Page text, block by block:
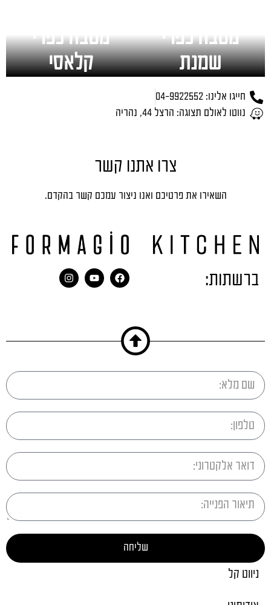
מטבח כפרי
שמנת
מטבח כפרי
קלאסי
חייגו אלינו: 04-9922552
נווטו לאולם תצוגה: הרצל 44, נהריה
צרו אתנו קשר
השאירו את פרטיכם ואנו ניצור עמכם קשר בהקדם.
ברשתות:
שליחה
ניווט קל